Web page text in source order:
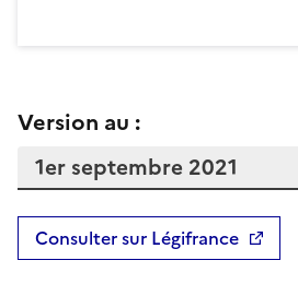
Version au :
Consulter sur Légifrance